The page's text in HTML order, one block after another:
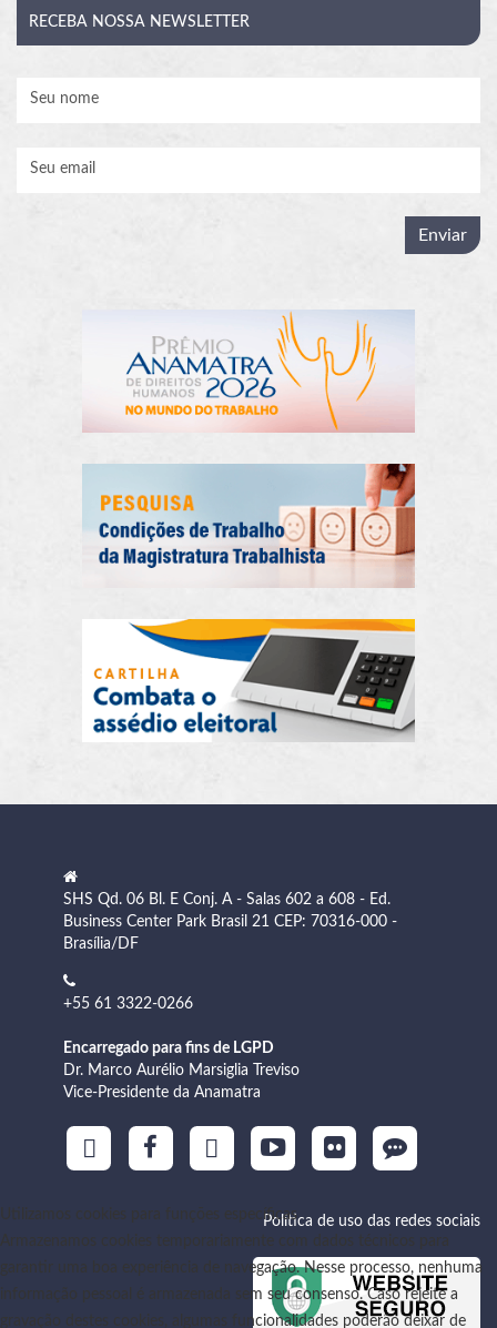
RECEBA NOSSA NEWSLETTER
SHS Qd. 06 Bl. E Conj. A - Salas 602 a 608 - Ed.
Business Center Park Brasil 21 CEP: 70316-000 -
Brasília/DF
+55 61 3322-0266
Encarregado para fins de LGPD
Dr. Marco Aurélio Marsiglia Treviso
Vice-Presidente da Anamatra
Política de uso das redes sociais
Utilizamos cookies para funções específicas
Armazenamos cookies temporariamente com dados técnicos para
garantir uma boa experiência de navegação. Nesse processo, nenhuma
informação pessoal é armazenada sem seu consenso. Caso rejeite a
gravação destes cookies, algumas funcionalidades poderão deixar de